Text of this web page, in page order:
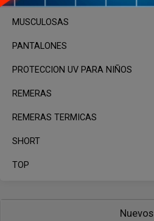
MUSCULOSAS
PANTALONES
PROTECCION UV PARA NIÑOS
REMERAS
REMERAS TERMICAS
SHORT
TOP
Nuevos